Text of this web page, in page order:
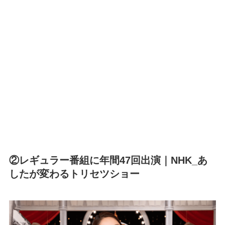
②レギュラー番組に年間47回出演｜NHK_あ
したが変わるトリセツショー